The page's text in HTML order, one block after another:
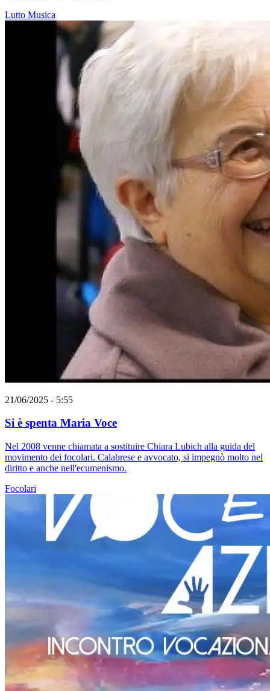
Lutto Musica
21/06/2025 - 5:55
Si è spenta Maria Voce
Nel 2008 venne chiamata a sostituire Chiara Lubich alla guida del
movimento dei focolari. Calabrese e avvocato, si impegnò molto nel
diritto e anche nell'ecumenismo.
Focolari